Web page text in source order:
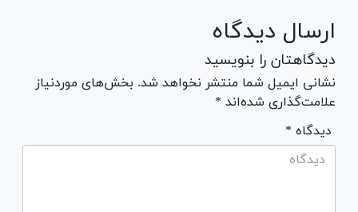
ارسال دیدگاه
دیدگاهتان را بنویسید
نشانی ایمیل شما منتشر نخواهد شد. بخش‌های موردنیاز
علامت‌گذاری شده‌اند *
* دیدگاه